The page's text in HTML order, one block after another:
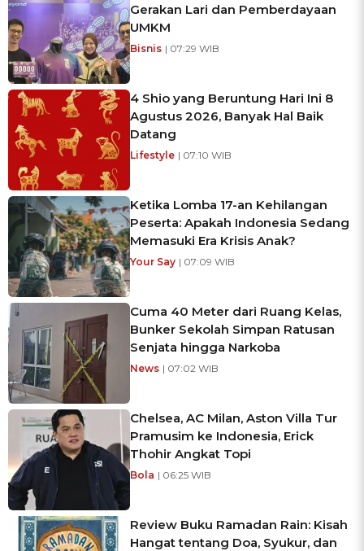
Gerakan Lari dan Pemberdayaan
UMKM
Bisnis | 07:29 WIB
4 Shio yang Beruntung Hari Ini 8
Agustus 2026, Banyak Hal Baik
Datang
Lifestyle | 07:10 WIB
Ketika Lomba 17-an Kehilangan
Peserta: Apakah Indonesia Sedang
Memasuki Era Krisis Anak?
Your Say | 07:09 WIB
Cuma 40 Meter dari Ruang Kelas,
Bunker Sekolah Simpan Ratusan
Senjata hingga Narkoba
News | 07:02 WIB
Chelsea, AC Milan, Aston Villa Tur
Pramusim ke Indonesia, Erick
Thohir Angkat Topi
Bola | 06:25 WIB
Review Buku Ramadan Rain: Kisah
Hangat tentang Doa, Syukur, dan